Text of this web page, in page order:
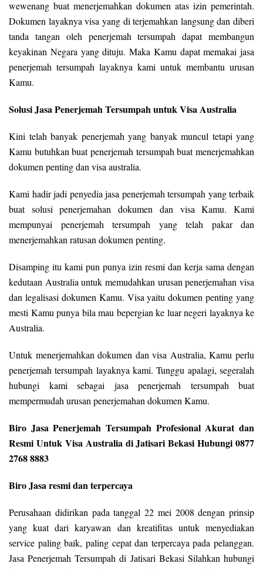
wewenang buat menerjemahkan dokumen atas izin pemerintah.
Dokumen layaknya visa yang di terjemahkan langsung dan diberi
tanda tangan oleh penerjemah tersumpah dapat membangun
keyakinan Negara yang dituju. Maka Kamu dapat memakai jasa
penerjemah tersumpah layaknya kami untuk membantu urusan
Kamu.
Solusi Jasa Penerjemah Tersumpah untuk Visa Australia
Kini telah banyak penerjemah yang banyak muncul tetapi yang
Kamu butuhkan buat penerjemah tersumpah buat menerjemahkan
dokumen penting dan visa australia.
Kami hadir jadi penyedia jasa penerjemah tersumpah yang terbaik
buat solusi penerjemahan dokumen dan visa Kamu. Kami
mempunyai penerjemah tersumpah yang telah pakar dan
menerjemahkan ratusan dokumen penting.
Disamping itu kami pun punya izin resmi dan kerja sama dengan
kedutaan Australia untuk memudahkan urusan penerjemahan visa
dan legalisasi dokumen Kamu. Visa yaitu dokumen penting yang
mesti Kamu punya bila mau bepergian ke luar negeri layaknya ke
Australia.
Untuk menerjemahkan dokumen dan visa Australia, Kamu perlu
penerjemah tersumpah layaknya kami. Tunggu apalagi, segeralah
hubungi kami sebagai jasa penerjemah tersumpah buat
mempermudah urusan penerjemahan dokumen Kamu.
Biro Jasa Penerjemah Tersumpah Profesional Akurat dan
Resmi Untuk Visa Australia di Jatisari Bekasi Hubungi 0877
2768 8883
Biro Jasa resmi dan terpercaya
Perusahaan didirikan pada tanggal 22 mei 2008 dengan prinsip
yang kuat dari karyawan dan kreatifitas untuk menyediakan
service paling baik, paling cepat dan terpercaya pada pelanggan.
Jasa Penerjemah Tersumpah di Jatisari Bekasi Silahkan hubungi